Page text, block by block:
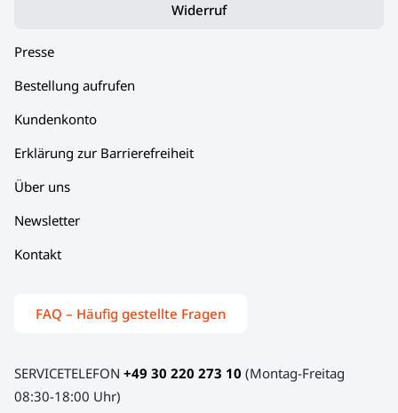
Widerruf
Presse
Bestellung aufrufen
Kundenkonto
Erklärung zur Barrierefreiheit
Über uns
Newsletter
Kontakt
FAQ – Häufig gestellte Fragen
SERVICETELEFON +49 30 220 273 10 (Montag-Freitag
08:30-18:00 Uhr)